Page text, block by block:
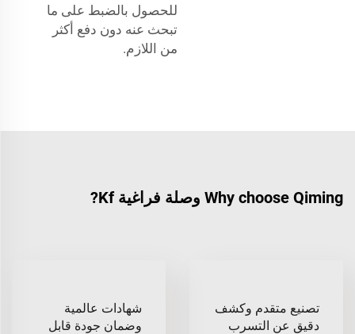
للحصول بالضبط على ما
تبحث عنه دون دفع أكثر
من اللازم.
Why choose Qiming وصلة فراغية Kf?
تصنيع متقدم وكشف
دقيق عن التسرب
شهادات عالمية
وضمان جودة قابل